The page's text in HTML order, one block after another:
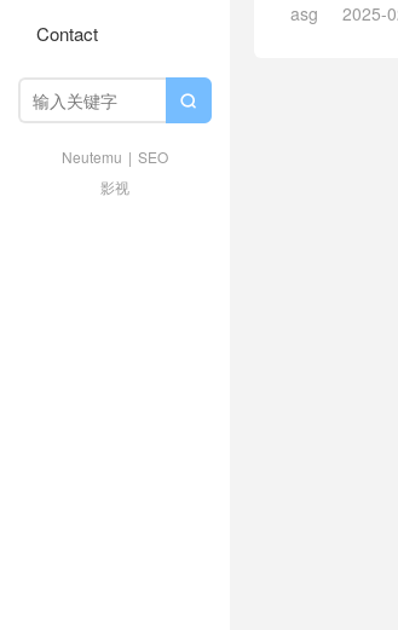
Contact

Neutemu | SEO
影视
asg 2025-